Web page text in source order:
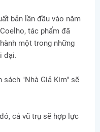
bản lần đầu vào năm
tác phẩm đã
một trong những
đại.
"Nhà Giả Kim" sẽ
cả vũ trụ sẽ hợp lực